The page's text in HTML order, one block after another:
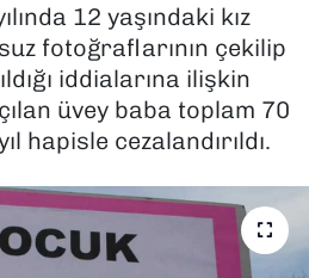
12 yaşındaki kız
fotoğraflarının çekilip
iddialarına ilişkin
üvey baba toplam 70
hapisle cezalandırıldı.